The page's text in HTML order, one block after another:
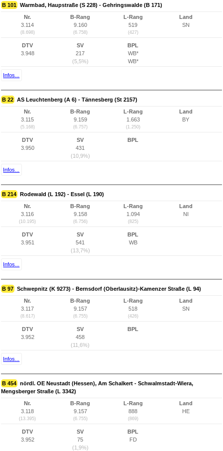
B 101 Warmbad, Haupstraße (S 228) - Gehringswalde (B 171)
Nr.
3.114
(8.698)
B-Rang
9.160
(6.758)
L-Rang
519
(427)
Land
SN
DTV
3.948
SV
217
(5,5%)
BPL
WB*
WB*
Infos...
B 22 AS Leuchtenberg (A 6) - Tännesberg (St 2157)
Nr.
3.115
(5.168)
B-Rang
9.159
(6.757)
L-Rang
1.663
(1.250)
Land
BY
DTV
3.950
SV
431
(10,9%)
BPL
Infos...
B 214 Rodewald (L 192) - Essel (L 190)
Nr.
3.116
(10.195)
B-Rang
9.158
(6.756)
L-Rang
1.094
(825)
Land
NI
DTV
3.951
SV
541
(13,7%)
BPL
WB
Infos...
B 97 Schwepnitz (K 9273) - Bernsdorf (Oberlausitz)-Kamenzer Straße (L 94)
Nr.
3.117
(8.617)
B-Rang
9.157
(6.755)
L-Rang
518
(426)
Land
SN
DTV
3.952
SV
458
(11,6%)
BPL
Infos...
B 454 nördl. OE Neustadt (Hessen), Am Schalkert - Schwalmstadt-Wiera,
Mengsberger Straße (L 3342)
Nr.
3.118
(13.395)
B-Rang
9.157
(6.755)
L-Rang
888
(869)
Land
HE
DTV
3.952
SV
75
(1,9%)
BPL
FD